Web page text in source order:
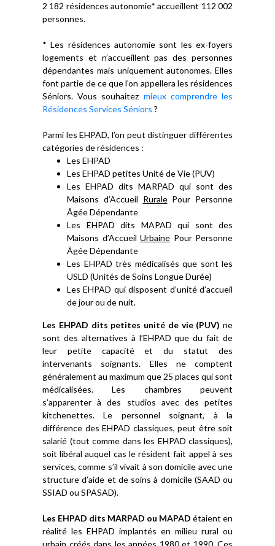
2 182 résidences autonomie* accueillent 112 002
personnes.
* Les résidences autonomie sont les ex-foyers
logements et n’accueillent pas des personnes
dépendantes mais uniquement autonomes. Elles
font partie de ce que l’on appellera les résidences
Séniors. Vous souhaitez mieux comprendre les
Résidences Services Séniors ?
Parmi les EHPAD, l’on peut distinguer différentes
catégories de résidences :
Les EHPAD
Les EHPAD petites Unité de Vie (PUV)
Les EHPAD dits MARPAD qui sont des
Maisons d’Accueil RuralePour Personne
Âgée Dépendante
Les EHPAD dits MAPAD qui sont des
Maisons d’Accueil Urbaine Pour Personne
Âgée Dépendante
Les EHPAD très médicalisés que sont les
USLD (Unités de Soins Longue Durée)
Les EHPAD qui disposent d’unité d’accueil
de jour ou de nuit.
Les EHPAD dits petites unité de vie (PUV) ne
sont des alternatives à l’EHPAD que du fait de
leur petite capacité et du statut des
intervenants soignants. Elles ne comptent
généralement au maximum que 25 places qui sont
médicalisées. Les chambres peuvent
s’apparenter à des studios avec des petites
kitchenettes. Le personnel soignant, à la
différence des EHPAD classiques, peut être soit
salarié (tout comme dans les EHPAD classiques),
soit libéral auquel cas le résident fait appel à ses
services, comme s’il vivait à son domicile avec une
structure d’aide et de soins à domicile (SAAD ou
SSIAD ou SPASAD).
Les EHPAD dits MARPAD ou MAPAD étaient en
réalité les EHPAD implantés en milieu rural ou
urbain créés dans les années 1980 et 1990. Ces